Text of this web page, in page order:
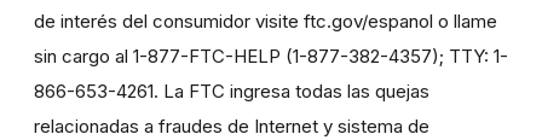
de interés del consumidor visite ftc.gov/espanol o llame
sin cargo al 1-877-FTC-HELP (1-877-382-4357); TTY: 1-
866-653-4261. La FTC ingresa todas las quejas
relacionadas a fraudes de Internet y sistema de